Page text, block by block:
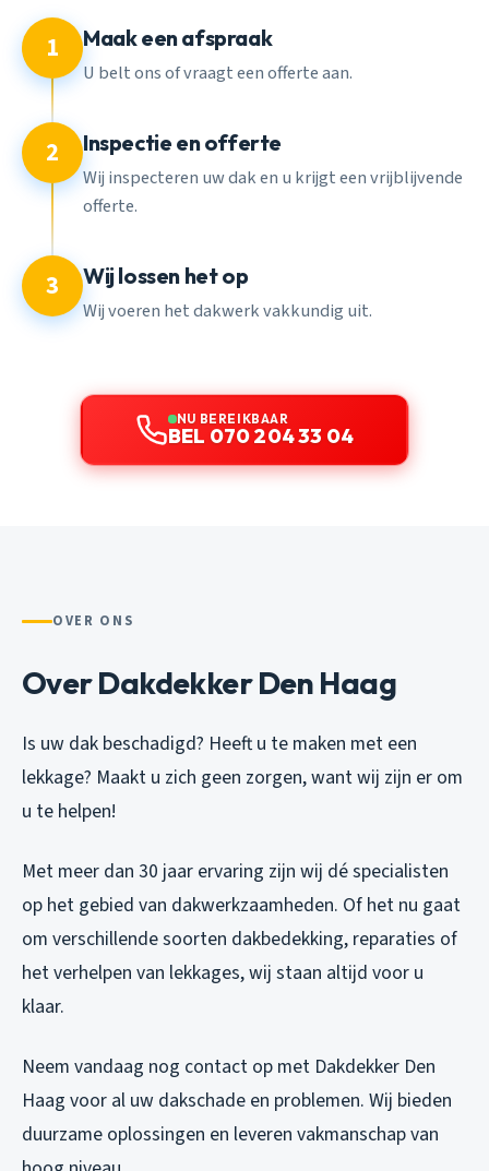
1 Maak een afspraak
U belt ons of vraagt een offerte aan.
2 Inspectie en offerte
Wij inspecteren uw dak en u krijgt een vrijblijvende
offerte.
3 Wij lossen het op
Wij voeren het dakwerk vakkundig uit.
NU BEREIKBAAR
BEL 070 204 33 04
OVER ONS
Over Dakdekker Den Haag
Is uw dak beschadigd? Heeft u te maken met een
lekkage? Maakt u zich geen zorgen, want wij zijn er om
u te helpen!
Met meer dan 30 jaar ervaring zijn wij dé specialisten
op het gebied van dakwerkzaamheden. Of het nu gaat
om verschillende soorten dakbedekking, reparaties of
het verhelpen van lekkages, wij staan altijd voor u
klaar.
Neem vandaag nog contact op met Dakdekker Den
Haag voor al uw dakschade en problemen. Wij bieden
duurzame oplossingen en leveren vakmanschap van